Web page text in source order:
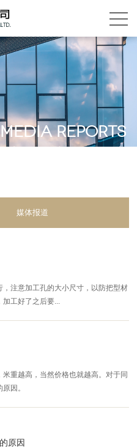
Media reports
媒体报道
注意加工孔的大小尺寸，以防把型材
加工好了之后要...
重越高，当然价格也就越高。对于同
因。
原因